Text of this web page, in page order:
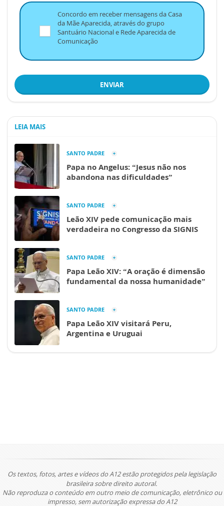
Concordo em receber mensagens da Casa
da Mãe Aparecida, através do grupo
Santuário Nacional e Rede Aparecida de
Comunicação
ENVIAR
LEIA MAIS
SANTO PADRE
Papa no Angelus: “Jesus não nos
abandona nas dificuldades”
SANTO PADRE
Leão XIV pede comunicação mais
verdadeira no Congresso da SIGNIS
SANTO PADRE
Papa Leão XIV: “A oração é dimensão
fundamental da nossa humanidade”
SANTO PADRE
Papa Leão XIV visitará Peru,
Argentina e Uruguai
Os textos, fotos, artes e vídeos do A12 estão protegidos pela legislação
brasileira sobre direito autoral.
Não reproduza o conteúdo em outro meio de comunicação, eletrônico ou
impresso, sem autorização expressa do A12